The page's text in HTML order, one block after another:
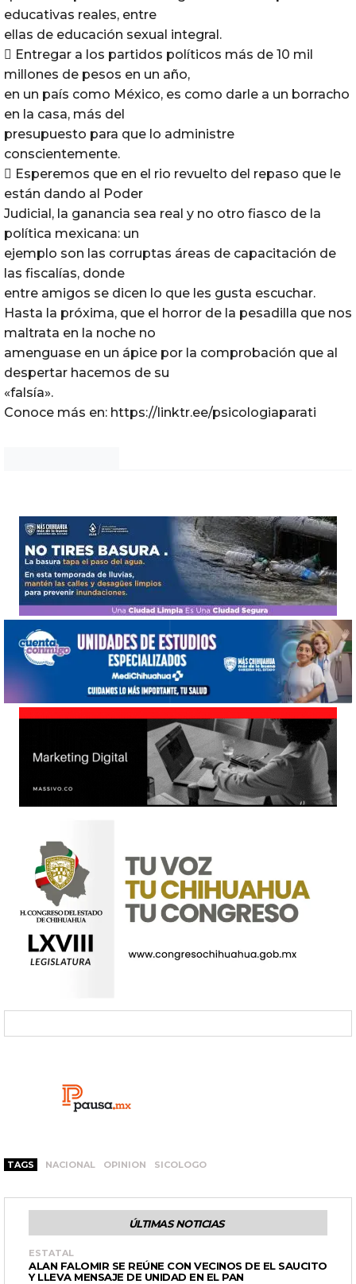
educativas reales, entre
ellas de educación sexual integral.
 Entregar a los partidos políticos más de 10 mil
millones de pesos en un año,
en un país como México, es como darle a un borracho
en la casa, más del
presupuesto para que lo administre
conscientemente.
 Esperemos que en el rio revuelto del repaso que le
están dando al Poder
Judicial, la ganancia sea real y no otro fiasco de la
política mexicana: un
ejemplo son las corruptas áreas de capacitación de
las fiscalías, donde
entre amigos se dicen lo que les gusta escuchar.
Hasta la próxima, que el horror de la pesadilla que nos
maltrata en la noche no
amenguase en un ápice por la comprobación que al
despertar hacemos de su
«falsía».
Conoce más en: https://linktr.ee/psicologiaparati
TAGS NACIONAL OPINION SICOLOGO
ÚLTIMAS NOTICIAS
ESTATAL
ALAN FALOMIR SE REÚNE CON VECINOS DE EL SAUCITO
Y LLEVA MENSAJE DE UNIDAD EN EL PAN